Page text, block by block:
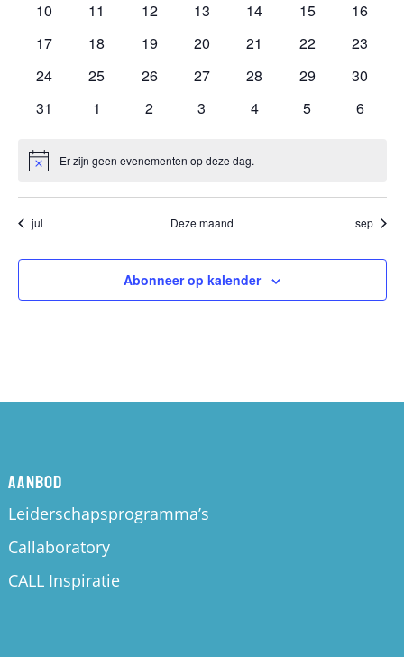
0
10
0
11
0
12
0
13
0
14
0
15
0
16
0
17
0
18
0
19
0
20
0
21
0
22
0
23
0
24
0
25
0
26
0
27
0
28
0
29
0
30
0
31
0
1
0
2
0
3
0
4
0
5
0
6
BerichtEr zijn geen evenementen op deze dag.
jul Deze maand sep
Abonneer op kalender
Aanbod
Leiderschapsprogramma’s
Callaboratory
CALL Inspiratie